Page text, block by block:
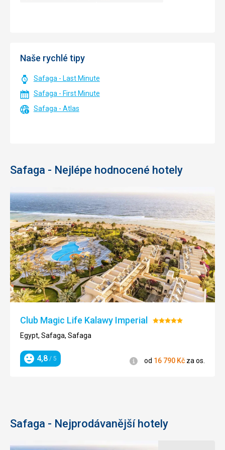
Naše rychlé tipy
Safaga - Last Minute
Safaga - First Minute
Safaga - Atlas
Safaga - Nejlépe hodnocené hotely
Club Magic Life Kalawy Imperial Hodnocení:
Egypt, Safaga, Safaga
Hodnocení
4,8 / 5 Informace
od 16 790 Kč za os.
Safaga - Nejprodávanější hotely